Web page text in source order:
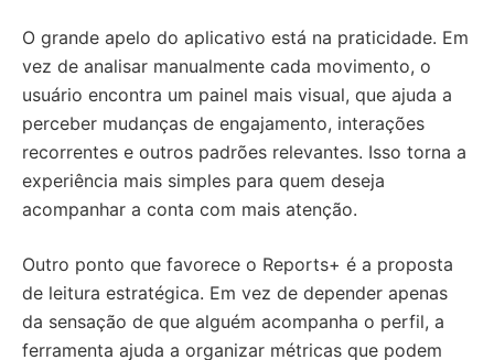
O grande apelo do aplicativo está na praticidade. Em
vez de analisar manualmente cada movimento, o
usuário encontra um painel mais visual, que ajuda a
perceber mudanças de engajamento, interações
recorrentes e outros padrões relevantes. Isso torna a
experiência mais simples para quem deseja
acompanhar a conta com mais atenção.
Outro ponto que favorece o Reports+ é a proposta
de leitura estratégica. Em vez de depender apenas
da sensação de que alguém acompanha o perfil, a
ferramenta ajuda a organizar métricas que podem